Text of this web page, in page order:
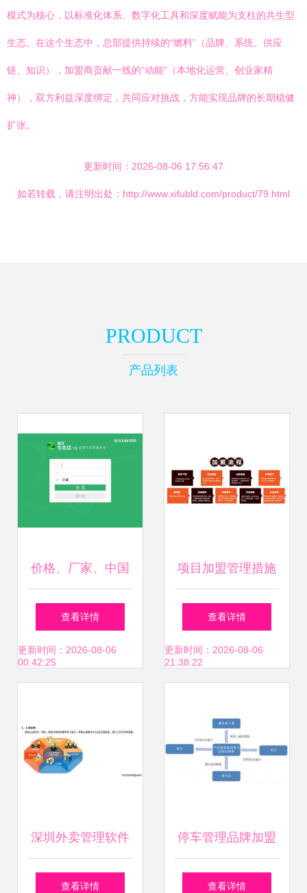
模式为核心，以标准化体系、数字化工具和深度赋能为支柱的共生型
生态。在这个生态中，总部提供持续的“燃料”（品牌、系统、供应
链、知识），加盟商贡献一线的“动能”（本地化运营、创业家精
神），双方利益深度绑定，共同应对挑战，方能实现品牌的长期稳健
扩张。
更新时间：2026-08-06 17:56:47
如若转载，请注明出处：http://www.xifubld.com/product/79.html
PRODUCT
产品列表
价格、厂家、中国
供应商与加盟管理
企业成功共赢的关
查看详情
更新时间：2026-08-06
00:42:25
项目加盟管理措施
与企业加盟管理体
系构建
查看详情
更新时间：2026-08-06
21:38:22
深圳外卖管理软件
宝安、民治招商加
查看详情
停车管理品牌加盟
合作怎么选？波特
查看详情